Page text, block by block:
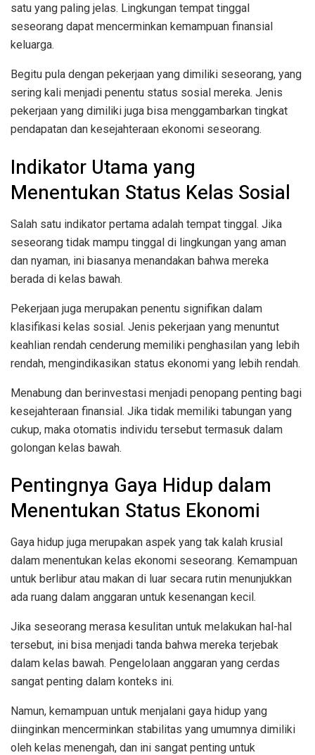
satu yang paling jelas. Lingkungan tempat tinggal
seseorang dapat mencerminkan kemampuan finansial
keluarga.
Begitu pula dengan pekerjaan yang dimiliki seseorang, yang
sering kali menjadi penentu status sosial mereka. Jenis
pekerjaan yang dimiliki juga bisa menggambarkan tingkat
pendapatan dan kesejahteraan ekonomi seseorang.
Indikator Utama yang
Menentukan Status Kelas Sosial
Salah satu indikator pertama adalah tempat tinggal. Jika
seseorang tidak mampu tinggal di lingkungan yang aman
dan nyaman, ini biasanya menandakan bahwa mereka
berada di kelas bawah.
Pekerjaan juga merupakan penentu signifikan dalam
klasifikasi kelas sosial. Jenis pekerjaan yang menuntut
keahlian rendah cenderung memiliki penghasilan yang lebih
rendah, mengindikasikan status ekonomi yang lebih rendah.
Menabung dan berinvestasi menjadi penopang penting bagi
kesejahteraan finansial. Jika tidak memiliki tabungan yang
cukup, maka otomatis individu tersebut termasuk dalam
golongan kelas bawah.
Pentingnya Gaya Hidup dalam
Menentukan Status Ekonomi
Gaya hidup juga merupakan aspek yang tak kalah krusial
dalam menentukan kelas ekonomi seseorang. Kemampuan
untuk berlibur atau makan di luar secara rutin menunjukkan
ada ruang dalam anggaran untuk kesenangan kecil.
Jika seseorang merasa kesulitan untuk melakukan hal-hal
tersebut, ini bisa menjadi tanda bahwa mereka terjebak
dalam kelas bawah. Pengelolaan anggaran yang cerdas
sangat penting dalam konteks ini.
Namun, kemampuan untuk menjalani gaya hidup yang
diinginkan mencerminkan stabilitas yang umumnya dimiliki
oleh kelas menengah, dan ini sangat penting untuk